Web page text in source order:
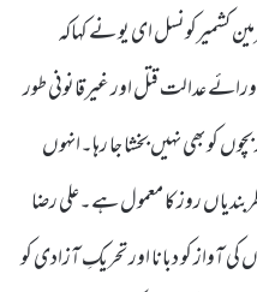
کشمیرکونسل ای یو نے کہاکہ
عدالت قتل اور غیرقانونی طور
کو بھی نہیں بخشا جا رہا۔انہوں
روز کا معمول ہے۔علی رضا
آواز کو دبانا اور تحریکِ آزادی کو